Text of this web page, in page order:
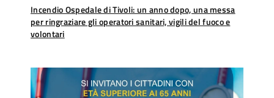
Incendio Ospedale di Tivoli: un anno dopo, una messa
per ringraziare gli operatori sanitari, vigili del fuoco e
volontari